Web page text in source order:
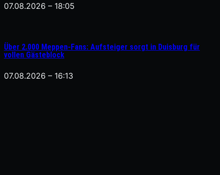
07.08.2026 – 18:05
Über 2.000 Meppen-Fans: Aufsteiger sorgt in Duisburg für
vollen Gästeblock
07.08.2026 – 16:13